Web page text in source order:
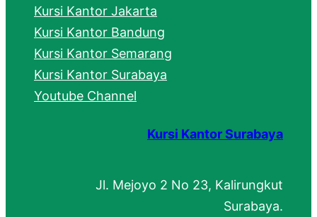
Kursi Kantor Jakarta
Kursi Kantor Bandung
Kursi Kantor Semarang
Kursi Kantor Surabaya
Youtube Channel
Kursi Kantor Surabaya
Jl. Mejoyo 2 No 23, Kalirungkut
Surabaya.